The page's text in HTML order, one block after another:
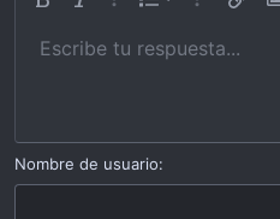
Bold ItálicaMás opciones…
List
Lista
Más Insert
Tamaño 9
15
18
Color de texto
Familia Arial
Strike-through
Subrayar
AlineamientoAlinear a izquierda
Justify text
Paragraph format
Normal
Heading 2
Heading 3
Cita VideosInsert table
Insert horizontal
SpoilerCódigo
RedoToggle BB code
Remover formato
BorradoresGuardar
Escribe tu respuesta...
Nombre de usuario